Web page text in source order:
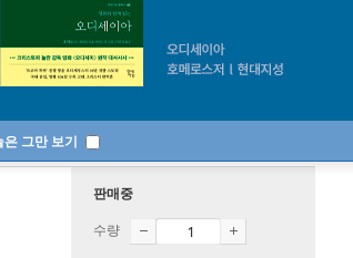
은 그만 보기
Church of
판매중
수량